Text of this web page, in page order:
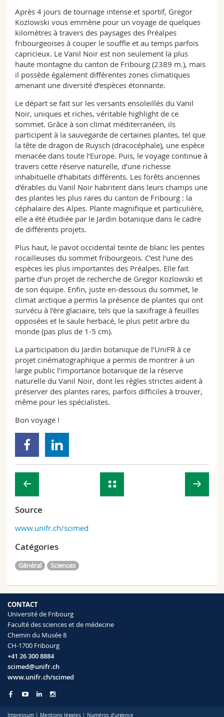
Après 4 jours de tournage intense et sportif, Gregor
Kozlowski vous emmène pour un voyage de quelques
kilomètres à travers des paysages des Préalpes
fribourgeoises à couper le souffle et au temps parfois
capricieux. Le Vanil Noir est non seulement la plus
haute montagne du canton de Fribourg (2389 m.), mais
il possède également différentes zones climatiques
amenant une diversité d’espèces étonnante.
Le départ se fait sur les versants ensoleillés du Vanil
Noir, uniques et riches, véritable highlight de ce
sommet. Grâce à son climat méditerranéen, ils
participent à la sauvegarde de certaines plantes, tel que
la tête de dragon de Ruysch (dracocéphale), une espèce
menacée dans toute l’Europe. Puis, le voyage continue à
travers cette réserve naturelle, d’une richesse
inhabituelle d’habitats différents. Les forêts anciennes
d’érables du Vanil Noir habritent dans leurs champs une
des plantes les plus rares du canton de Fribourg : la
céphalaire des Alpes. Plante magnifique et particulière,
elle a été étudiée par le Jardin botanique dans le cadre
de différents projets.
Plus haut, le pavot occidental teinte de blanc les pentes
rocailleuses du sommet fribourgeois. C’est l’une des
espèces les plus importantes des Préalpes. Elle fait
partie d’un projet de recherche de Gregor Kozlowski et
de son équipe. Enfin, juste en-dessous du sommet, le
climat arctique a permis la présence de plantes qui ont
survécu à l’ère glaciaire, tels que la saxifrage à feuilles
opposées et le saule herbacé, le plus petit arbre du
monde (pas plus de 1-5 cm).
La participation du Jardin botanique de l’UniFR à ce
projet cinématographique a permis de montrer à un
large public l’importance botanique de la réserve
naturelle du Vanil Noir, dont les règles strictes aident à
préserver des plantes rares, parfois difficiles à trouver,
même pour les spécialistes.
Bon voyage !
Source
www.unifr.ch/scimed
Catégories
Général Sciences
CONTACT
Université de Fribourg
Faculté des sciences et de médecine
Chemin du Musée 8
CH-1700 Fribourg
+41 26 300 8884
scimed@unifr.ch
www.unifr.ch/scimed
Impressum | Mentions légales | Numéros d'urgence